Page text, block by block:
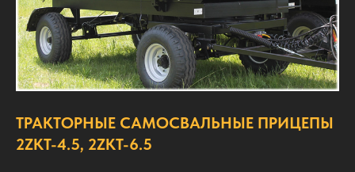
ТРАКТОРНЫЕ САМОСВАЛЬНЫЕ ПРИЦЕПЫ
2ZKT-4.5, 2ZKT-6.5